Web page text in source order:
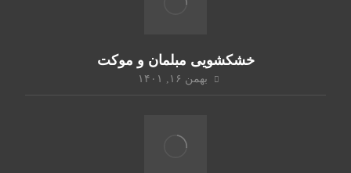
خشکشویی مبلمان و موکت
بهمن ۱۶, ۱۴۰۱